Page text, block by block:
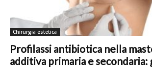
Chirurgia estetica
Profilassi antibiotica nella
additiva primaria e